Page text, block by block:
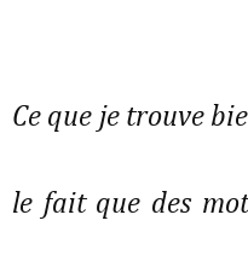
Ce que je trouve
le fait que des